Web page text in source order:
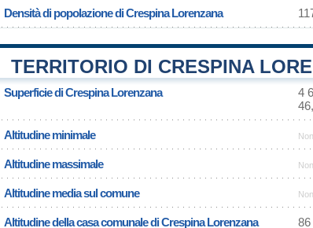
Densità di popolazione di Crespina Lorenzana
TERRITORIO DI CRESPINA
Superficie di Crespina Lorenzana
4
Altitudine minimale
Altitudine massimale
Altitudine media sul comune
Altitudine della casa comunale di Crespina Lorenzana